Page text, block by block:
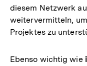
diesem Netzwerk
weitervermitteln,
Projektes zu
Ebenso wichtig wie